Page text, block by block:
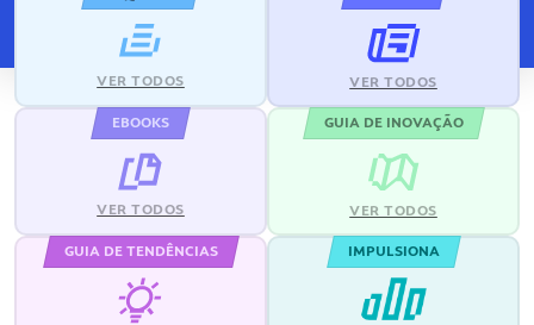
VER TODOS VER TODOS
EBOOKS
VER TODOS
GUIA DE INOVAÇÃO
VER TODOS
GUIA DE TENDÊNCIAS IMPULSIONA